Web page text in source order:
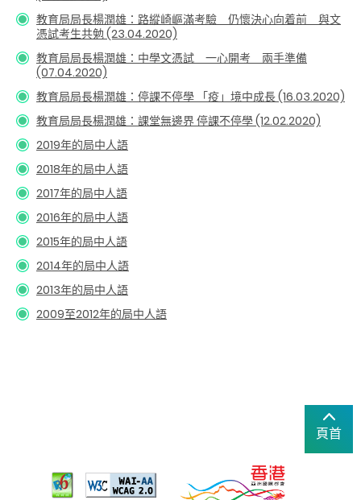
教育局局長楊潤雄：路縱崎嶇滿考驗 仍懷決心向着前 與文
憑試考生共勉 (23.04.2020)
教育局局長楊潤雄：中學文憑試 一心開考 兩手準備
(07.04.2020)
教育局局長楊潤雄：停課不停學 「疫」境中成長 (16.03.2020)
教育局局長楊潤雄：課堂無邊界 停課不停學 (12.02.2020)
2019年的局中人語
2018年的局中人語
2017年的局中人語
2016年的局中人語
2015年的局中人語
2014年的局中人語
2013年的局中人語
2009至2012年的局中人語
頁首